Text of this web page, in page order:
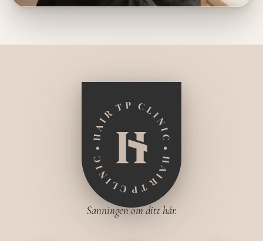
Sanningen om ditt hår.